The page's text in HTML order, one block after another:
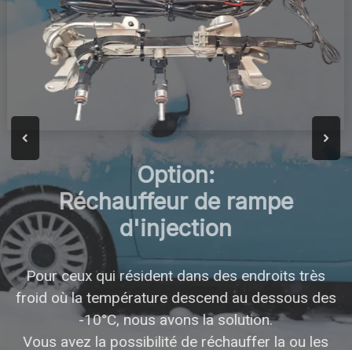
Option:
Réchauffeur de rampe
d'injection
Pour ceux qui résident dans des endroits très
froid où la température descend au dessous des
-10°C, nous avons la solution.
Vous avez la possibilité de réchauffer la ou les